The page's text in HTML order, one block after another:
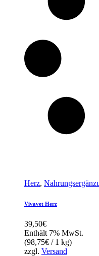
Herz,
Vivavet Herz
39,50€
Enthält 7% MwSt.
(98,75€ / 1 kg)
zzgl. Versand